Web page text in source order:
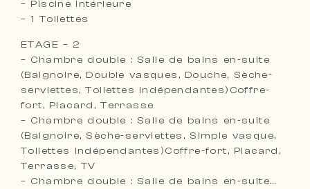
– Piscine intérieure
– 1 Toilettes
ETAGE – 2
– Chambre double : Salle de bains en-suite
(Baignoire, Double vasques, Douche, Sèche-
serviettes, Toilettes indépendantes)Coffre-
fort, Placard, Terrasse
– Chambre double : Salle de bains en-suite
(Baignoire, Sèche-serviettes, Simple vasque,
Toilettes indépendantes)Coffre-fort, Placard,
Terrasse, TV
– Chambre double : Salle de bains en-suite